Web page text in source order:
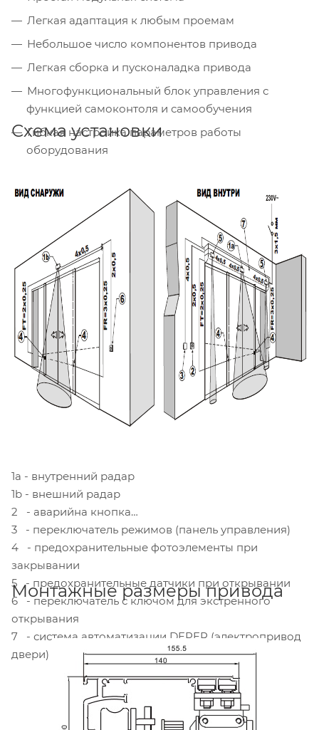
Легкая адаптация к любым проемам
Небольшое число компонентов привода
Легкая сборка и пусконаладка привода
Многофункциональный блок управления с
функцией самоконтоля и самообучения
Гибкая настройка параметров работы
оборудования
Схема установки
1а - внутренний радар
1b - внешний радар
2 - аварийна кнопка
3 - переключатель режимов (панель управления)
4 - предохранительные фотоэлементы при
закрывании
5 - предохранительные датчики при открывании
6 - переключатель с ключом для экстренного
открывания
7 - система автоматизации DEPER (электропривод
двери)
Монтажные размеры привода